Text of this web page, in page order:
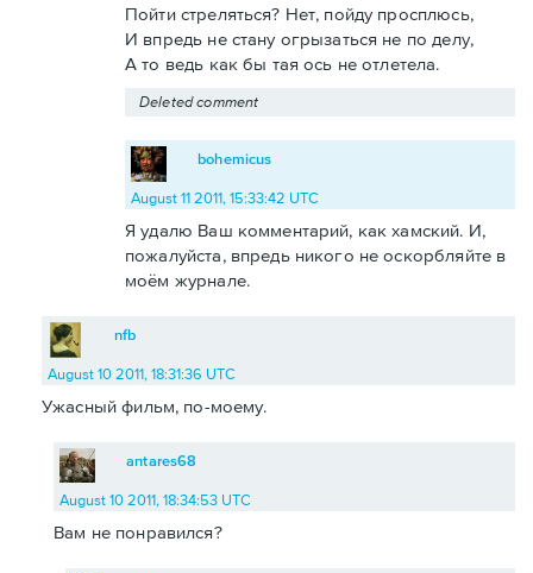
Пойти стреляться? Нет, пойду просплюсь,
И впредь не стану огрызаться не по делу,
А то ведь как бы тая ось не отлетела.
Deleted comment
bohemicus
August 11 2011, 15:33:42 UTC
Я удалю Ваш комментарий, как хамский. И,
пожалуйста, впредь никого не оскорбляйте в
моём журнале.
nfb
August 10 2011, 18:31:36 UTC
Ужасный фильм, по-моему.
antares68
August 10 2011, 18:34:53 UTC
Вам не понравился?